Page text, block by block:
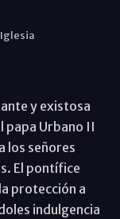
y existosa
papa Urbano II
los señores
El pontífice
protección a
indulgencia